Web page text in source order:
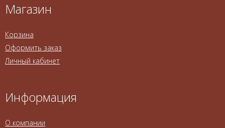
Магазин
Корзина
Оформить заказ
Личный кабинет
Информация
О компании